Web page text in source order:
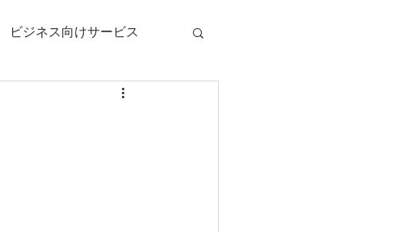
ビジネス向けサービス